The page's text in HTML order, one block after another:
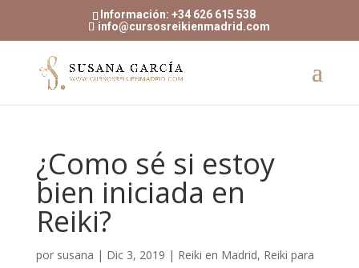
Información: +34 626 615 538
info@cursosreikienmadrid.com
¿Como sé si estoy
bien iniciada en
Reiki?
por susana | Dic 3, 2019 | Reiki en Madrid, Reiki para